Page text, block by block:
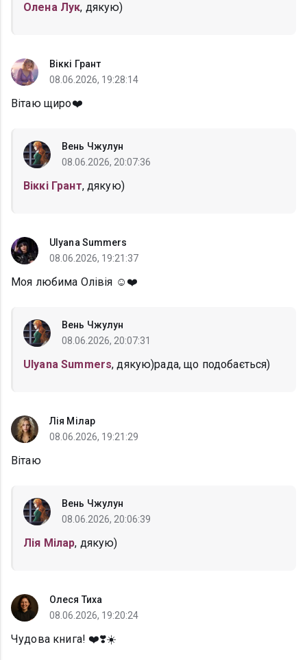
Олена Лук, дякую)
Віккі Грант
08.06.2026, 19:28:14
Вітаю щиро❤️
Вень Чжулун
08.06.2026, 20:07:36
Віккі Грант, дякую)
Ulyana Summers
08.06.2026, 19:21:37
Моя любима Олівія ☺️❤️
Вень Чжулун
08.06.2026, 20:07:31
Ulyana Summers, дякую)рада, що подобається)
Лія Мілар
08.06.2026, 19:21:29
Вітаю
Вень Чжулун
08.06.2026, 20:06:39
Лія Мілар, дякую)
Олеся Тиха
08.06.2026, 19:20:24
Чудова книга! ❤️❣️☀️